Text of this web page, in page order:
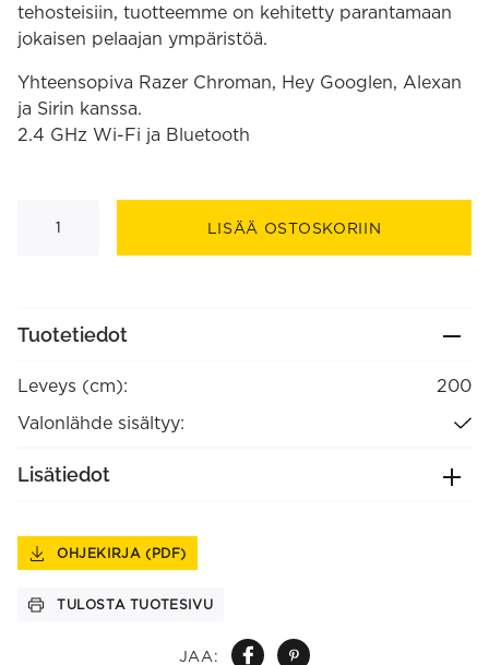
JAA:
tehosteisiin, tuotteemme on kehitetty parantamaan
jokaisen pelaajan ympäristöä.
Yhteensopiva Razer Chroman, Hey Googlen, Alexan
ja Sirin kanssa.
2.4 GHz Wi-Fi ja Bluetooth
määrä
LISÄÄ OSTOSKORIIN
Tuotetiedot
Leveys (cm):
200
Valonlähde sisältyy:
Lisätiedot
OHJEKIRJA (PDF)
TULOSTA TUOTESIVU